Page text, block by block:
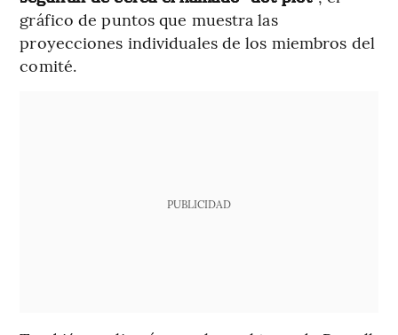
gráfico de puntos que muestra las
proyecciones individuales de los miembros del
comité.
PUBLICIDAD